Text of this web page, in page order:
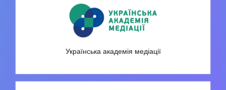
Українська академія медіації